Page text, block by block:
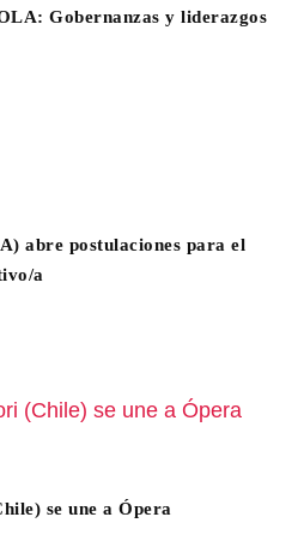
Gobernanzas y liderazgos
abre postulaciones para el
a
se une a Ópera